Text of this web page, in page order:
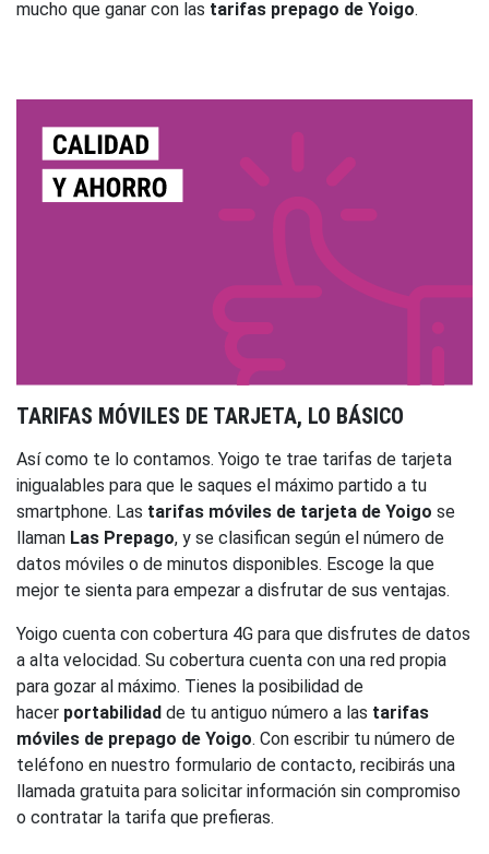
mucho que ganar con las tarifas prepago de Yoigo.
TARIFAS MÓVILES DE TARJETA, LO BÁSICO
Así como te lo contamos. Yoigo te trae tarifas de tarjeta
inigualables para que le saques el máximo partido a tu
smartphone. Las tarifas móviles de tarjeta de Yoigo se
llaman Las Prepago, y se clasifican según el número de
datos móviles o de minutos disponibles. Escoge la que
mejor te sienta para empezar a disfrutar de sus ventajas.
Yoigo cuenta con cobertura 4G para que disfrutes de datos
a alta velocidad. Su cobertura cuenta con una red propia
para gozar al máximo. Tienes la posibilidad de
hacer portabilidad de tu antiguo número a las tarifas
móviles de prepago de Yoigo. Con escribir tu número de
teléfono en nuestro formulario de contacto, recibirás una
llamada gratuita para solicitar información sin compromiso
o contratar la tarifa que prefieras.